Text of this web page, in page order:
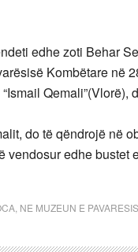
edhe zoti Behar
Kombëtare në
do të qëndrojë në
vendosur edhe bustet
NE MUZEUN E